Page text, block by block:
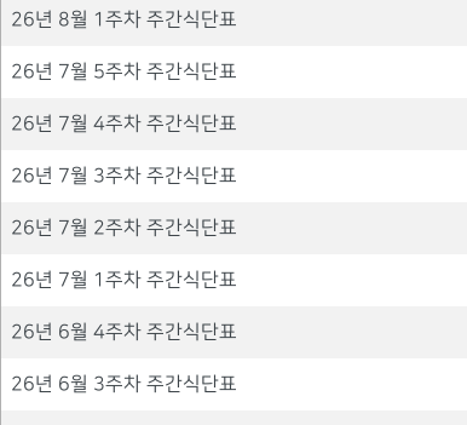
26년 8월 1주차 주간식단표
26년 7월 5주차 주간식단표
26년 7월 4주차 주간식단표
26년 7월 3주차 주간식단표
26년 7월 2주차 주간식단표
26년 7월 1주차 주간식단표
26년 6월 4주차 주간식단표
26년 6월 3주차 주간식단표